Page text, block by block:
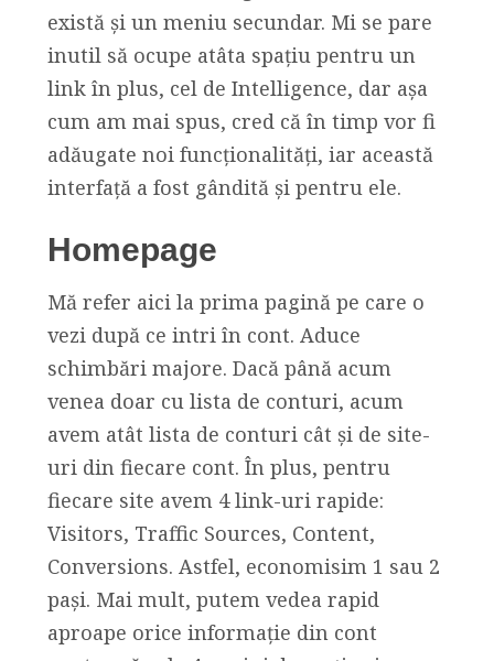
există și un meniu secundar. Mi se pare
inutil să ocupe atâta spațiu pentru un
link în plus, cel de Intelligence, dar așa
cum am mai spus, cred că în timp vor fi
adăugate noi funcționalități, iar această
interfață a fost gândită și pentru ele.
Homepage
Mă refer aici la prima pagină pe care o
vezi după ce intri în cont. Aduce
schimbări majore. Dacă până acum
venea doar cu lista de conturi, acum
avem atât lista de conturi cât și de site-
uri din fiecare cont. În plus, pentru
fiecare site avem 4 link-uri rapide:
Visitors, Traffic Sources, Content,
Conversions. Astfel, economisim 1 sau 2
pași. Mai mult, putem vedea rapid
aproape orice informație din cont